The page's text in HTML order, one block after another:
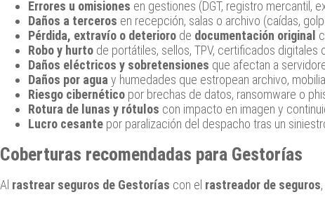
Errores u omisiones en gestiones (DGT, registro mercantil,
Daños a terceros en recepción, salas o archivo (caídas,
Pérdida, extravío o deterioro de documentación original
Robo y hurto de portátiles, sellos, TPV, certificados digitales
Daños eléctricos y sobretensiones que afectan a
Daños por agua y humedades que estropean archivo,
Riesgo cibernético por brechas de datos, ransomware o
Rotura de lunas y rótulos con impacto en imagen y
Lucro cesante por paralización del despacho tras un
Coberturas recomendadas para Gestorías
Al rastrear seguros de Gestorías con el rastreador de seguros